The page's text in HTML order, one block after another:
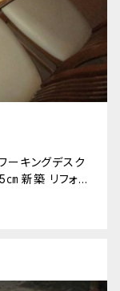
ーキングデスク
新築 リフォー